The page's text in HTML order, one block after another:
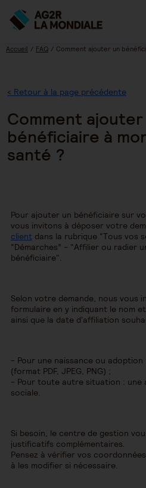
Accueil FAQ Comment ajouter un
< Retour à la page précédente
Comment ajouter
bénéficiaire à
santé ?
Pour ajouter un bénéficiaire sur
vous invitons à déposer votre
client dans la rubrique “Tous vos
“Démarches” - “Affilier ou radier
bénéficiaire".
Selon votre demande, nous vous
formulaire en y indiquant le nom
ainsi que la date d'affiliation
- Pour une naissance ou
(format PDF, JPEG, PNG) ;
- Pour toute autre situation :
sociale.
Si besoin, le centre de gestion
justificatifs complémentaires.
Pensez à vérifier vos
à les modifier si nécessaire.